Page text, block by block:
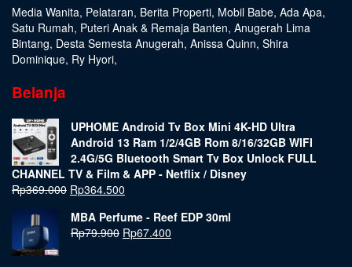
Media Wanita, Pelataran, Berita Properti, Mobil Babe, Ada Apa,
Satu Rumah, Puteri Anak & Remaja Banten, Anugerah Lima
Bintang, Desta Semesta Anugerah, Anissa Quinn, Shira
Dominique, Ry Hyori,
Belanja
UPHOME Android Tv Box Mini 4K-HD Ultra
Android 13 Ram 1/2/4GB Rom 8/16/32GB WIFI
2.4G/5G Bluetooth Smart Tv Box Unlock FULL
CHANNEL TV & Film & APP - Netflix / Disney
Rp369.000 Rp364.500
MBA Perfume - Reef EDP 30ml
Rp79.900 Rp67.400